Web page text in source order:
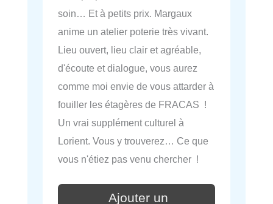
soin… Et à petits prix. Margaux
anime un atelier poterie très vivant.
Lieu ouvert, lieu clair et agréable,
d'écoute et dialogue, vous aurez
comme moi envie de vous attarder à
fouiller les étagères de FRACAS !
Un vrai supplément culturel à
Lorient. Vous y trouverez… Ce que
vous n'étiez pas venu chercher !
Ajouter un